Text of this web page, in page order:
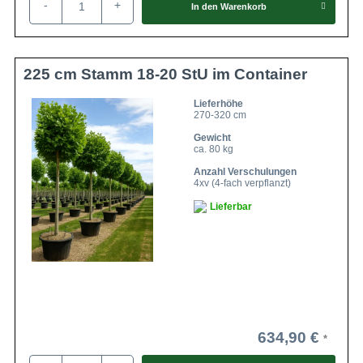
Die Kugelplatane ist anspruchslos und entwickelt sich
hervorragend auf jedem normalen Gartenboden. Am
Böden, hier wächst sie am schönsten und verzaubert im
Eine kräftige Herzwurzel versorgt die Ahornblättrige
Platane
Platanus acerifolia ‘Alphen’s Globe‘ wird über eine
Herzwurzel versorgt. Das starke und dicht verzweigtes
Wurzelwerk verschafft dem Gartenstar Robustheit und
macht die Platane zu einem zuverlässigen Schmuckstück.
Lediglich sollte Staunässe vermieden werden, hier
Die Platane mag es sonnig und geschützt
- + In den Warenkorb
225 cm Stamm 18-20 StU im Container
Lieferhöhe
270-320 cm
Gewicht
ca. 80 kg
Anzahl Verschulungen
4xv (4-fach verpflanzt)
Lieferbar
634,90 €